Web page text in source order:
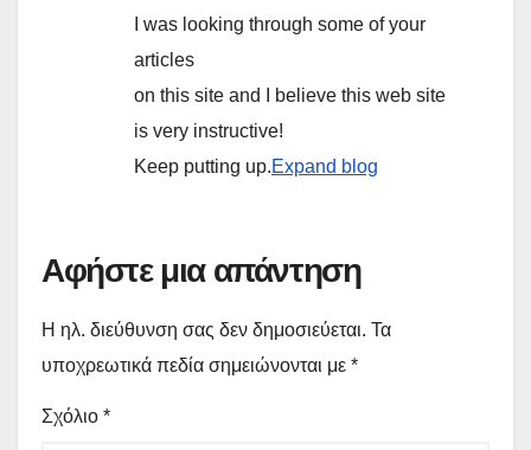
I was looking through some of your
articles
on this site and I believe this web site
is very instructive!
Keep putting up.Expand blog
Αφήστε μια απάντηση
Η ηλ. διεύθυνση σας δεν δημοσιεύεται. Τα
υποχρεωτικά πεδία σημειώνονται με *
Σχόλιο *